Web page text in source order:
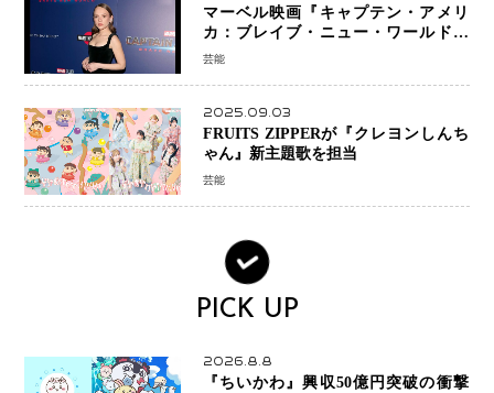
マーベル映画『キャプテン・アメリ
カ：ブレイブ・ニュー・ワールド』
新ブラック・ウィドウ役のシラ・ハー
芸能
2025.09.03
FRUITS ZIPPERが『クレヨンしんち
ゃん』新主題歌を担当
芸能
PICK UP
2026.8.8
『ちいかわ』興収50億円突破の衝撃